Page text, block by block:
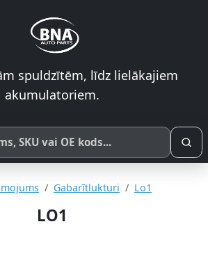
spuldzītēm, līdz lielākajiem
akumulatoriem.
nosaukuma, SKU vai OE koda
Gabarītlukturi Lo1
LO1